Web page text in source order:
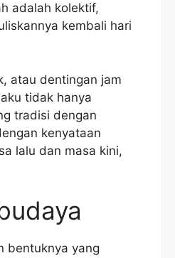
adalah kolektif,
kembali hari
atau dentingan jam
tidak hanya
tradisi dengan
kenyataan
lalu dan masa kini,
bentuknya yang